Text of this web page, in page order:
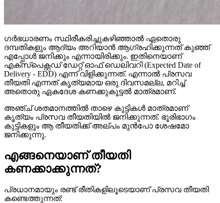
ഗർഭധാരണം സ്ഥിരീകരിച്ചുകഴിഞ്ഞാൽ ഏതൊരു
ദമ്പതികളും ആദ്യം അറിയാൻ ആഗ്രഹിക്കുന്നത് കുഞ്ഞ്
എപ്പോൾ ജനിക്കും എന്നായിരിക്കും. ഇതിനെയാണ്
എക്സ്പെക്റ്റഡ് ഡേറ്റ് ഓഫ് ഡെലിവറി (Expected Date of
Delivery - EDD) എന്ന് വിളിക്കുന്നത്. എന്നാൽ പ്രസവ
തീയതി എന്നത് കൃത്യമായ ഒരു ദിവസമല്ല, മറിച്ച്
അതൊരു ഏകദേശ കണക്കുകൂട്ടൽ മാത്രമാണ്.
അഞ്ച് ശതമാനത്തിൽ താഴെ കുട്ടികൾ മാത്രമാണ്
കൃത്യം പ്രസവ തീയതിയിൽ ജനിക്കുന്നത്. ഭൂരിഭാഗം
കുട്ടികളും ആ തീയതിക്ക് അല്പം മുൻപോ ശേഷമോ
ജനിക്കുന്നു.
എങ്ങനെയാണ് തീയതി
കണക്കാക്കുന്നത്?
പ്രധാനമായും രണ്ട് രീതികളിലൂടെയാണ് പ്രസവ തീയതി
കണ്ടെത്തുന്നത്: